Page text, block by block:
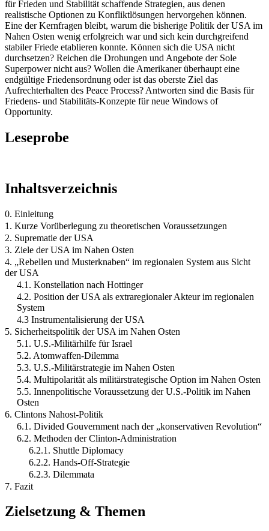
für Frieden und Stabilität schaffende Strategien, aus denen
realistische Optionen zu Konfliktlösungen hervorgehen können.
Eine der Kernfragen bleibt, warum die bisherige Politik der USA im
Nahen Osten wenig erfolgreich war und sich kein durchgreifend
stabiler Friede etablieren konnte. Können sich die USA nicht
durchsetzen? Reichen die Drohungen und Angebote der Sole
Superpower nicht aus? Wollen die Amerikaner überhaupt eine
endgültige Friedensordnung oder ist das oberste Ziel das
Aufrechterhalten des Peace Process? Antworten sind die Basis für
Friedens- und Stabilitäts-Konzepte für neue Windows of
Opportunity.
Leseprobe
Inhaltsverzeichnis
0. Einleitung
1. Kurze Vorüberlegung zu theoretischen Voraussetzungen
2. Suprematie der USA
3. Ziele der USA im Nahen Osten
4. „Rebellen und Musterknaben“ im regionalen System aus Sicht
der USA
4.1. Konstellation nach Hottinger
4.2. Position der USA als extraregionaler Akteur im regionalen
System
4.3 Instrumentalisierung der USA
5. Sicherheitspolitik der USA im Nahen Osten
5.1. U.S.-Militärhilfe für Israel
5.2. Atomwaffen-Dilemma
5.3. U.S.-Militärstrategie im Nahen Osten
5.4. Multipolarität als militärstrategische Option im Nahen Osten
5.5. Innenpolitische Voraussetzung der U.S.-Politik im Nahen
Osten
6. Clintons Nahost-Politik
6.1. Divided Gouvernment nach der „konservativen Revolution“
6.2. Methoden der Clinton-Administration
6.2.1. Shuttle Diplomacy
6.2.2. Hands-Off-Strategie
6.2.3. Dilemmata
7. Fazit
Zielsetzung & Themen